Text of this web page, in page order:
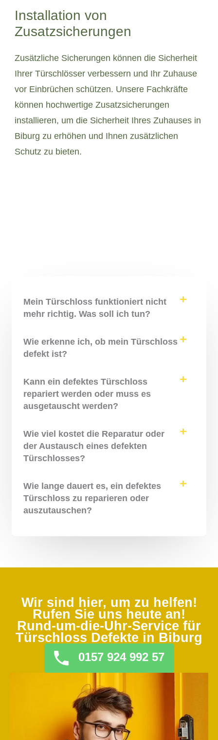
Installation von
Zusatzsicherungen
Zusätzliche Sicherungen können die Sicherheit
Ihrer Türschlösser verbessern und Ihr Zuhause
vor Einbrüchen schützen. Unsere Fachkräfte
können hochwertige Zusatzsicherungen
installieren, um die Sicherheit Ihres Zuhauses in
Biburg zu erhöhen und Ihnen zusätzlichen
Schutz zu bieten.
Mein Türschloss funktioniert nicht
mehr richtig. Was soll ich tun?
Wie erkenne ich, ob mein Türschloss
defekt ist?
Kann ein defektes Türschloss
repariert werden oder muss es
ausgetauscht werden?
Wie viel kostet die Reparatur oder
der Austausch eines defekten
Türschlosses?
Wie lange dauert es, ein defektes
Türschloss zu reparieren oder
auszutauschen?
Wir sind hier, um zu helfen!
Rufen Sie uns heute an!
Rund-um-die-Uhr-Service für
Türschloss Defekte in Biburg
0157 924 992 57